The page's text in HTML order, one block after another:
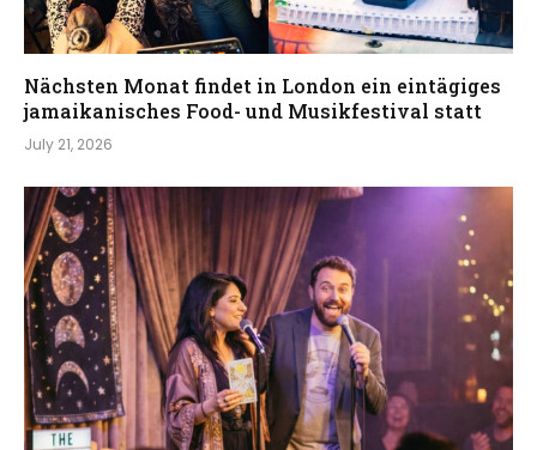
Nächsten Monat findet in London ein eintägiges
jamaikanisches Food- und Musikfestival statt
July 21, 2026